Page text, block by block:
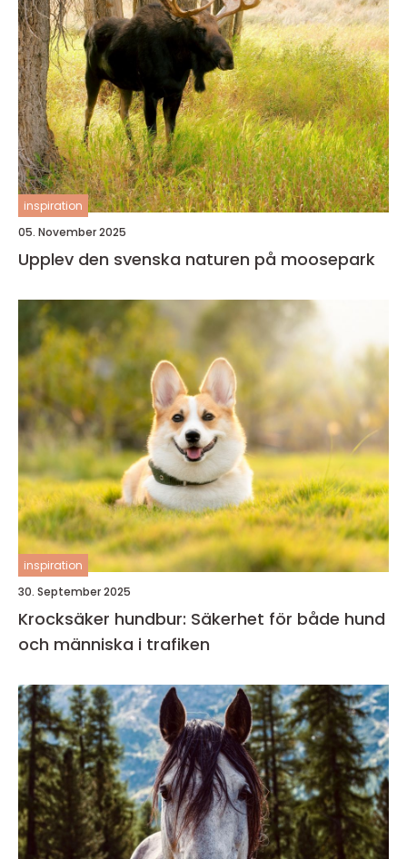
inspiration
05. November 2025
Upplev den svenska naturen på moosepark
inspiration
30. September 2025
Krocksäker hundbur: Säkerhet för både hund
och människa i trafiken